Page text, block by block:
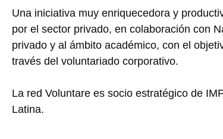
Una iniciativa muy enriquecedora y
por el sector privado, en colaboración con
privado y al ámbito académico, con el
través del voluntariado corporativo.
La red Voluntare es socio estratégico de
Latina.